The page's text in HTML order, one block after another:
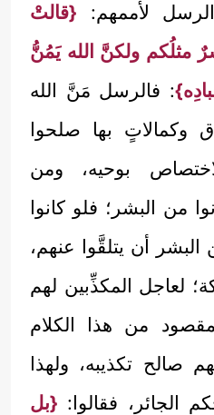
لأممهم: {قالتْ
مثلُكم ولكنَّ الله يَمُنُّ
: فالرسل مَنَّ الله
وكمالاتٍ بها صلحوا
بوحيه، ومن
من البشر؛ فلو كانوا
البشر أن يتلقَّوا عنهم،
لعاجل المكذِّبين لهم
من هذا الكلام
صالح تكذيبه، ولهذا
الجائر، فقالوا: {بل